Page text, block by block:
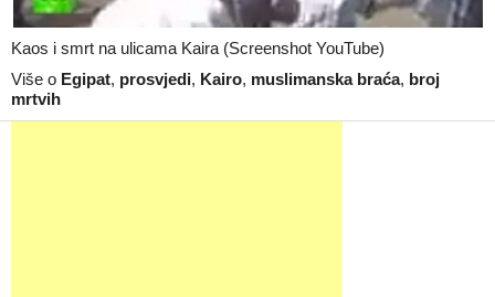
Kaos i smrt na ulicama Kaira (Screenshot YouTube)
Više o Egipat, prosvjedi, Kairo, muslimanska braća, broj
mrtvih